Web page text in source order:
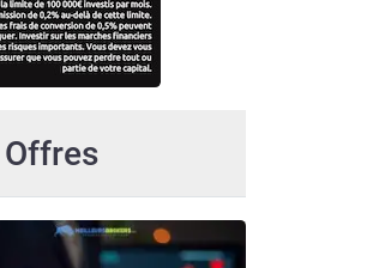
Offres